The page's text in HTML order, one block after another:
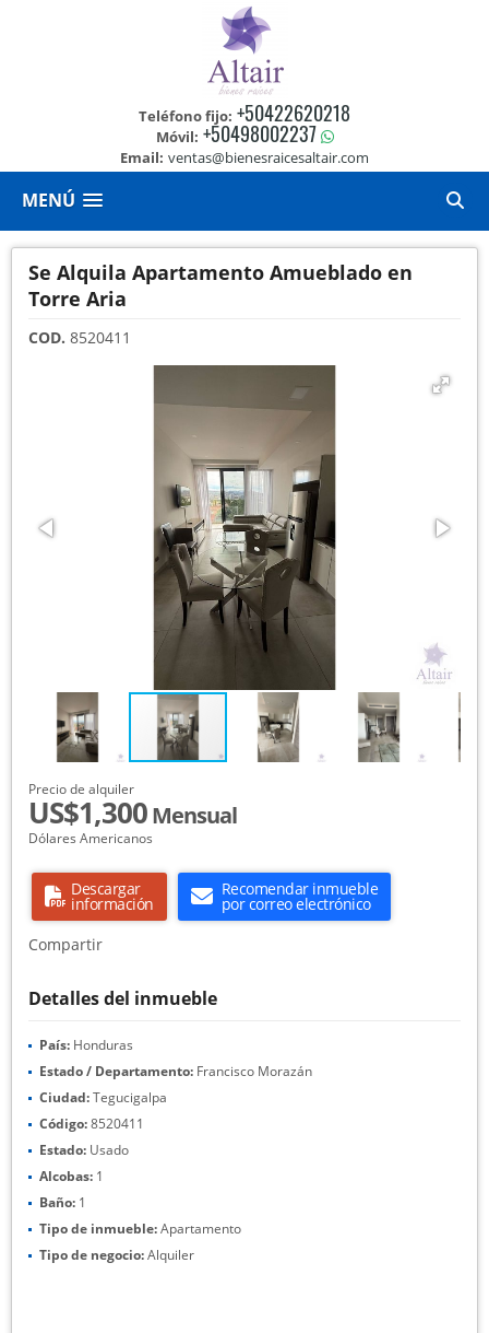
Teléfono fijo: +50422620218
Móvil: +50498002237
Email: ventas@bienesraicesaltair.com
MENÚ
Se Alquila Apartamento Amueblado en
Torre Aria
COD. 8520411
Precio de alquiler
US$1,300Mensual
Dólares Americanos
Descargar
información
Recomendar inmueble
por correo electrónico
Compartir
Detalles del inmueble
País: Honduras
Estado / Departamento: Francisco Morazán
Ciudad:Tegucigalpa
Código:8520411
Estado: Usado
Alcobas: 1
Baño: 1
Tipo de inmueble:Apartamento
Tipo de negocio:Alquiler